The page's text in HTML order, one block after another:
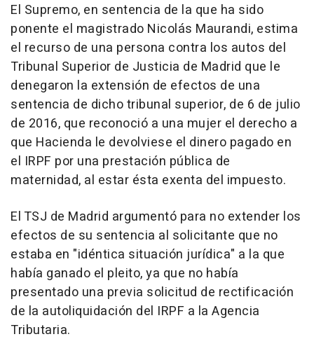
El Supremo, en sentencia de la que ha sido
ponente el magistrado Nicolás Maurandi, estima
el recurso de una persona contra los autos del
Tribunal Superior de Justicia de Madrid que le
denegaron la extensión de efectos de una
sentencia de dicho tribunal superior, de 6 de julio
de 2016, que reconoció a una mujer el derecho a
que Hacienda le devolviese el dinero pagado en
el IRPF por una prestación pública de
maternidad, al estar ésta exenta del impuesto.
El TSJ de Madrid argumentó para no extender los
efectos de su sentencia al solicitante que no
estaba en "idéntica situación jurídica" a la que
había ganado el pleito, ya que no había
presentado una previa solicitud de rectificación
de la autoliquidación del IRPF a la Agencia
Tributaria.